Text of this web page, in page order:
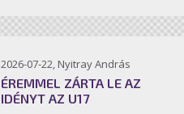
2026-07-22, Nyitray András
ÉREMMEL ZÁRTA LE AZ
IDÉNYT AZ U17